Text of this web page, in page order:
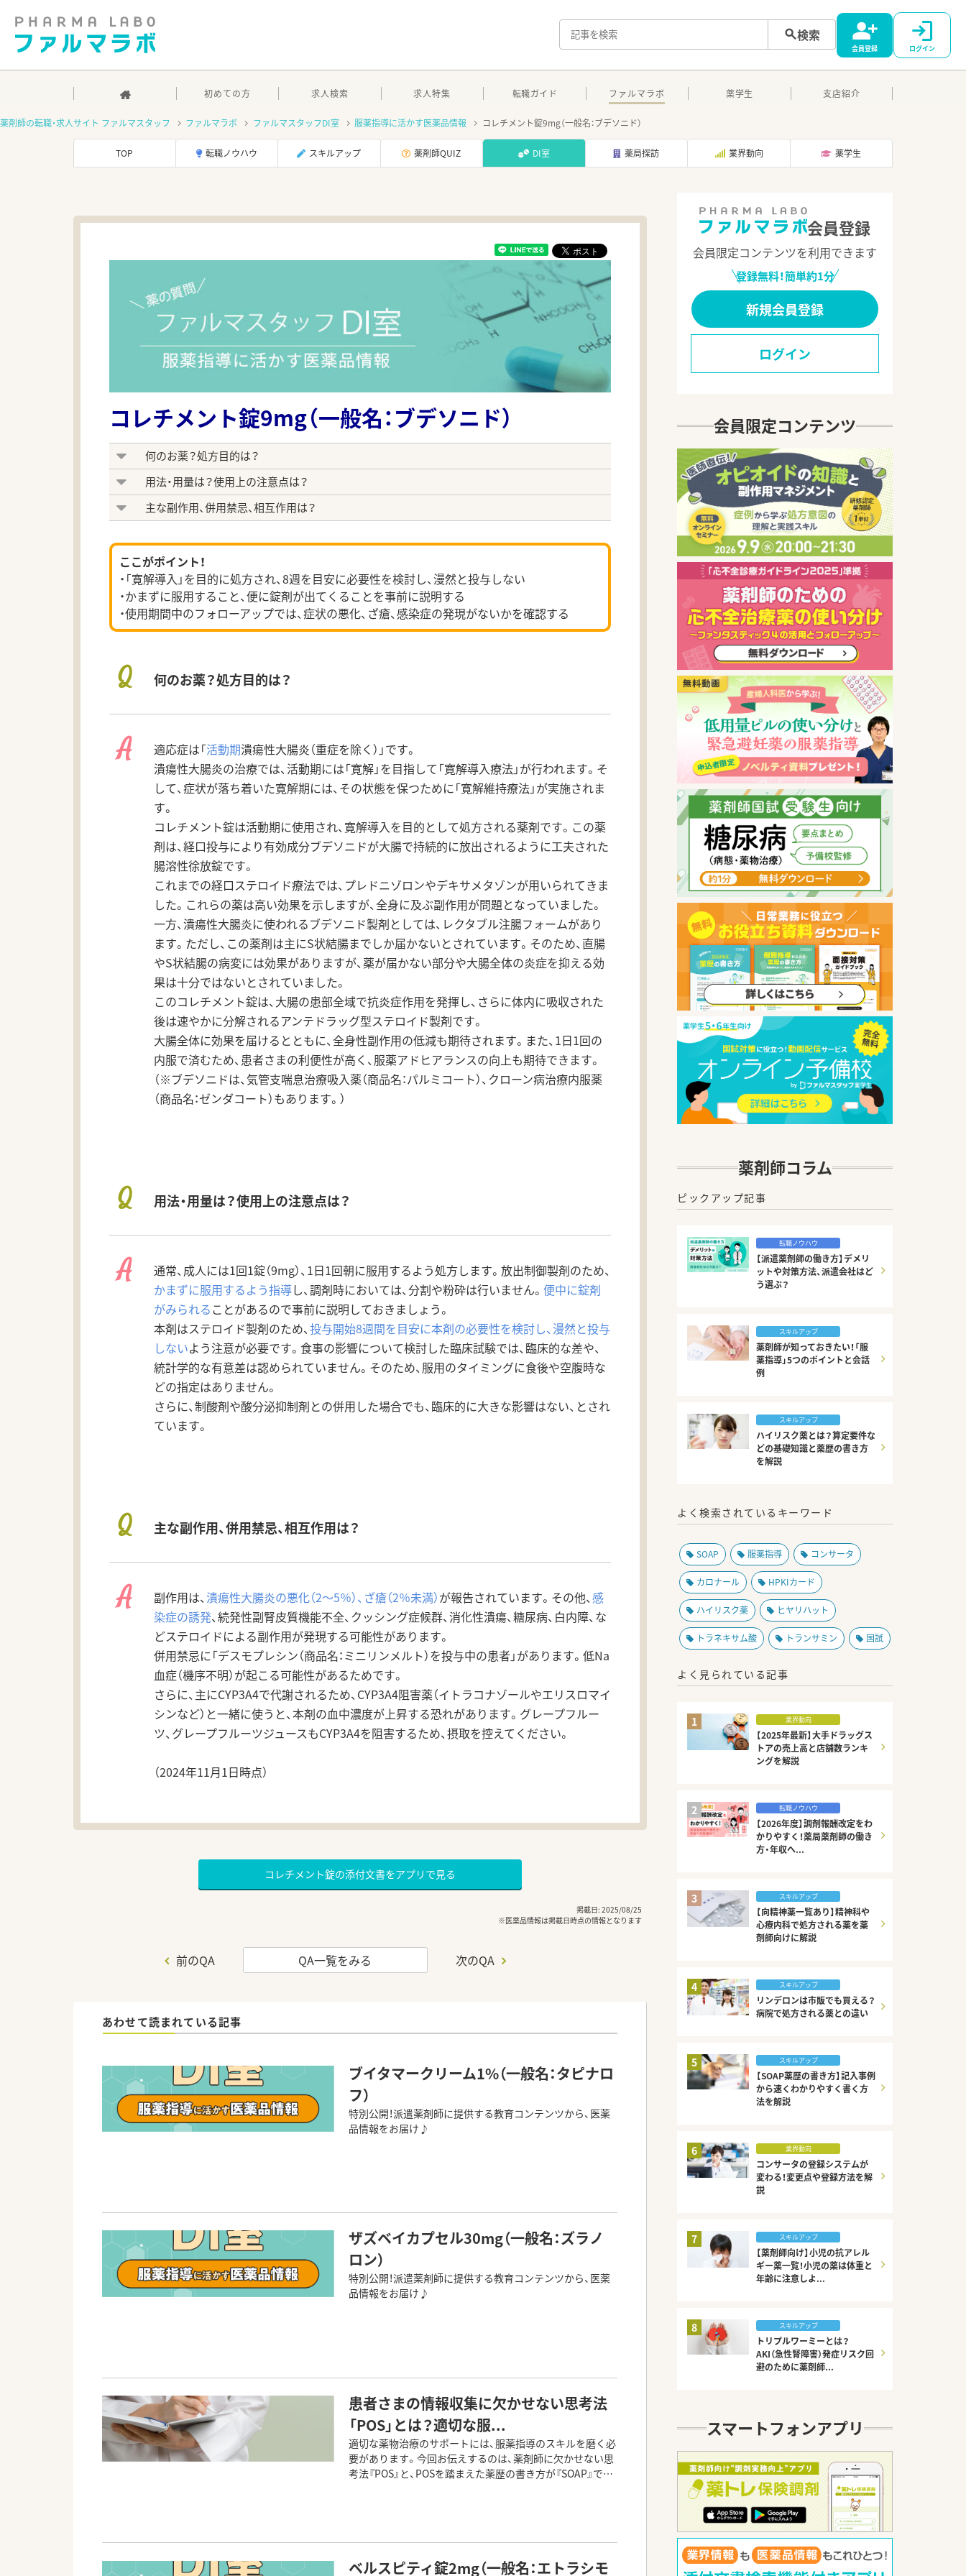
検索
会員登録 ログイン
初めての方 求人検索 求人特集 転職ガイド ファルマラボ 薬学生 支店紹介
薬剤師の転職・求人サイト ファルマスタッフ ファルマラボ ファルマスタッフDI室 服薬指導に活かす医薬品情報 コレチメント錠9mg（一般名：ブデソニド）
TOP 転職ノウハウ スキルアップ 薬剤師QUIZ DI室 薬局探訪 業界動向 薬学生
コレチメント錠9mg（一般名：ブデソニド）
何のお薬？処方目的は？
用法・用量は？使用上の注意点は？
主な副作用、併用禁忌、相互作用は？
ここがポイント！
・「寛解導入」を目的に処方され、8週を目安に必要性を検討し、漫然と投与しない
・かまずに服用すること、便に錠剤が出てくることを事前に説明する
・使用期間中のフォローアップでは、症状の悪化、ざ瘡、感染症の発現がないかを確認する
Q 何のお薬？処方目的は？
A 適応症は「活動期潰瘍性大腸炎（重症を除く）」です。
潰瘍性大腸炎の治療では、活動期には「寛解」を目指して「寛解導入療法」が行われます。そ
して、症状が落ち着いた寛解期には、その状態を保つために「寛解維持療法」が実施されま
す。
コレチメント錠は活動期に使用され、寛解導入を目的として処方される薬剤です。この薬
剤は、経口投与により有効成分ブデソニドが大腸で持続的に放出されるように工夫された
腸溶性徐放錠です。
これまでの経口ステロイド療法では、プレドニゾロンやデキサメタゾンが用いられてきま
した。これらの薬は高い効果を示しますが、全身に及ぶ副作用が問題となっていました。
一方、潰瘍性大腸炎に使われるブデソニド製剤としては、レクタブル注腸フォームがあり
ます。ただし、この薬剤は主にS状結腸までしか届かないとされています。そのため、直腸
やS状結腸の病変には効果がありますが、薬が届かない部分や大腸全体の炎症を抑える効
果は十分ではないとされていました。
このコレチメント錠は、大腸の患部全域で抗炎症作用を発揮し、さらに体内に吸収された
後は速やかに分解されるアンテドラッグ型ステロイド製剤です。
大腸全体に効果を届けるとともに、全身性副作用の低減も期待されます。また、1日1回の
内服で済むため、患者さまの利便性が高く、服薬アドヒアランスの向上も期待できます。
（※ブデソニドは、気管支喘息治療吸入薬（商品名：パルミコート）、クローン病治療内服薬
（商品名：ゼンダコート）もあります。）
Q 用法・用量は？使用上の注意点は？
A
通常、成人には1回1錠（9mg）、1日1回朝に服用するよう処方します。放出制御製剤のため、
かまずに服用するよう指導し、調剤時においては、分割や粉砕は行いません。 便中に錠剤
がみられることがあるので事前に説明しておきましょう。
本剤はステロイド製剤のため、 投与開始8週間を目安に本剤の必要性を検討し、漫然と投与
しないよう注意が必要です。食事の影響について検討した臨床試験では、臨床的な差や、
統計学的な有意差は認められていません。そのため、服用のタイミングに食後や空腹時な
どの指定はありません。
さらに、制酸剤や酸分泌抑制剤との併用した場合でも、臨床的に大きな影響はない、とされ
ています。
Q 主な副作用、併用禁忌、相互作用は？
A 副作用は、 潰瘍性大腸炎の悪化（2～5％）、ざ瘡（2％未満）が報告されています。その他、 感
染症の誘発、続発性副腎皮質機能不全、クッシング症候群、消化性潰瘍、糖尿病、白内障、な
どステロイドによる副作用が発現する可能性があります。
併用禁忌に「デスモプレシン（商品名：ミニリンメルト）を投与中の患者」があります。低Na
血症（機序不明）が起こる可能性があるためです。
さらに、主にCYP3A4で代謝されるため、CYP3A4阻害薬（イトラコナゾールやエリスロマイ
シンなど）と一緒に使うと、本剤の血中濃度が上昇する恐れがあります。グレープフルー
ツ、グレープフルーツジュースもCYP3A4を阻害するため、摂取を控えてください。
（2024年11月1日時点）
コレチメント錠の添付文書をアプリで見る
掲載日: 2025/08/25
※医薬品情報は掲載日時点の情報となります
前のQA QA一覧をみる 次のQA
あわせて読まれている記事
ブイタマークリーム1%（一般名：タピナロ
フ）
特別公開！派遣薬剤師に提供する教育コンテンツから、医薬
品情報をお届け♪
ザズベイカプセル30mg（一般名：ズラノ
ロン）
特別公開！派遣薬剤師に提供する教育コンテンツから、医薬
品情報をお届け♪
患者さまの情報収集に欠かせない思考法
「POS」とは？適切な服...
適切な薬物治療のサポートには、服薬指導のスキルを磨く必
要があります。今回お伝えするのは、薬剤師に欠かせない思
考法『POS』と、POSを踏まえた薬歴の書き方が『SOAP』で
ベルスピティ錠2mg（一般名：エトラシモ
会員登録
会員限定コンテンツを利用できます
登録無料！簡単約1分
新規会員登録
ログイン
会員限定コンテンツ
薬剤師コラム
ピックアップ記事
転職ノウハウ
【派遣薬剤師の働き方】デメリ
ットや対策方法、派遣会社はど
う選ぶ？
スキルアップ
薬剤師が知っておきたい！「服
薬指導」5つのポイントと会話
例
スキルアップ
ハイリスク薬とは？算定要件な
どの基礎知識と薬歴の書き方
を解説
よく検索されているキーワード
SOAP 服薬指導 コンサータ
カロナール HPKIカード
ハイリスク薬 ヒヤリハット
トラネキサム酸 トランサミン 国試
よく見られている記事
1 業界動向
【2025年最新】大手ドラッグス
トアの売上高と店舗数ランキ
ングを解説
2 転職ノウハウ
【2026年度】調剤報酬改定をわ
かりやすく！薬局薬剤師の働き
方・年収へ...
3 スキルアップ
【向精神薬一覧あり】精神科や
心療内科で処方される薬を薬
剤師向けに解説
4 スキルアップ
リンデロンは市販でも買える？
病院で処方される薬との違い
5 スキルアップ
【SOAP薬歴の書き方】記入事例
から速くわかりやすく書く方
法を解説
6 業界動向
コンサータの登録システムが
変わる！変更点や登録方法を解
説
7 スキルアップ
【薬剤師向け】小児の抗アレル
ギー薬一覧！小児の薬は体重と
年齢に注意しよ...
8 スキルアップ
トリプルワーミーとは？
AKI（急性腎障害）発症リスク回
避のために薬剤師...
スマートフォンアプリ